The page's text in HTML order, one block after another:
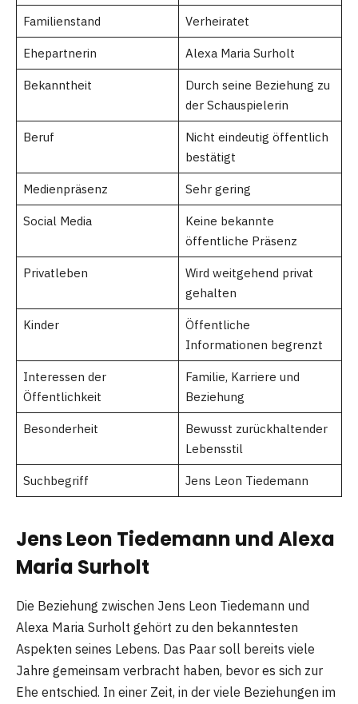
Familienstand Verheiratet
Ehepartnerin Alexa Maria Surholt
Bekanntheit
Durch seine Beziehung zu
der Schauspielerin
Beruf
Nicht eindeutig öffentlich
bestätigt
Medienpräsenz Sehr gering
Social Media
Keine bekannte
öffentliche Präsenz
Privatleben
Wird weitgehend privat
gehalten
Kinder
Öffentliche
Informationen begrenzt
Interessen der
Öffentlichkeit
Familie, Karriere und
Beziehung
Besonderheit
Bewusst zurückhaltender
Lebensstil
Suchbegriff Jens Leon Tiedemann
Jens Leon Tiedemann und Alexa
Maria Surholt
Die Beziehung zwischen Jens Leon Tiedemann und
Alexa Maria Surholt gehört zu den bekanntesten
Aspekten seines Lebens. Das Paar soll bereits viele
Jahre gemeinsam verbracht haben, bevor es sich zur
Ehe entschied. In einer Zeit, in der viele Beziehungen im